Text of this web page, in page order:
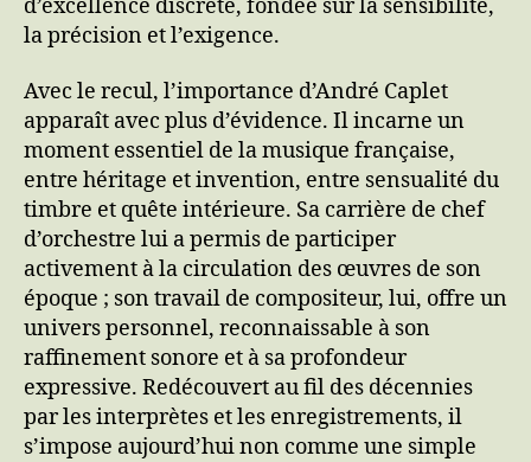
d’excellence discrète, fondée sur la sensibilité,
la précision et l’exigence.
Avec le recul, l’importance d’André Caplet
apparaît avec plus d’évidence. Il incarne un
moment essentiel de la musique française,
entre héritage et invention, entre sensualité du
timbre et quête intérieure. Sa carrière de chef
d’orchestre lui a permis de participer
activement à la circulation des œuvres de son
époque ; son travail de compositeur, lui, offre un
univers personnel, reconnaissable à son
raffinement sonore et à sa profondeur
expressive. Redécouvert au fil des décennies
par les interprètes et les enregistrements, il
s’impose aujourd’hui non comme une simple